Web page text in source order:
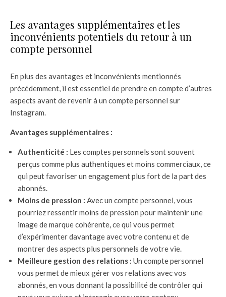
Les avantages supplémentaires et les
inconvénients potentiels du retour à un
compte personnel
En plus des avantages et inconvénients mentionnés
précédemment, il est essentiel de prendre en compte d’autres
aspects avant de revenir à un compte personnel sur
Instagram.
Avantages supplémentaires :
Authenticité : Les comptes personnels sont souvent
perçus comme plus authentiques et moins commerciaux, ce
qui peut favoriser un engagement plus fort de la part des
abonnés.
Moins de pression : Avec un compte personnel, vous
pourriez ressentir moins de pression pour maintenir une
image de marque cohérente, ce qui vous permet
d’expérimenter davantage avec votre contenu et de
montrer des aspects plus personnels de votre vie.
Meilleure gestion des relations : Un compte personnel
vous permet de mieux gérer vos relations avec vos
abonnés, en vous donnant la possibilité de contrôler qui